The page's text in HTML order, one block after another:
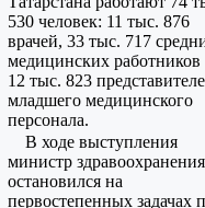
530 человек: 11 тыс. 876
врачей, 33 тыс. 717
медицинских работников
12 тыс. 823
младшего медицинского
персонала.
В ходе выступления
министр
остановился на
первостепенных задачах